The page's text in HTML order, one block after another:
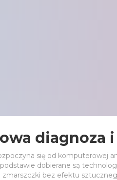
diagnoza
się od komputerowej
dobierane są
zmarszczki bez efektu